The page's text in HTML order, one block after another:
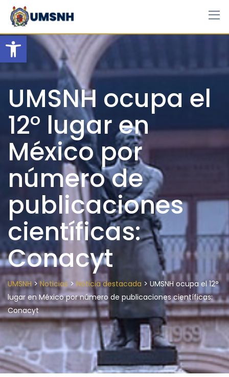
Open toolbar
Skip
content
UMSNH ocupa el
12° lugar en
México por
número de
publicaciones
científicas:
Conacyt
UMSNH> Noticias > Noticia destacada > UMSNH ocupa el 12°
lugar en México por número de publicaciones científicas:
Conacyt